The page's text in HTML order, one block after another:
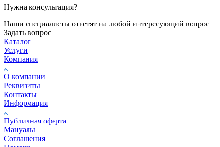
Нужна консультация?
Наши специалисты ответят на любой интересующий вопрос
Задать вопрос
Каталог
Услуги
Компания
О компании
Реквизиты
Контакты
Информация
Публичная оферта
Мануалы
Соглашения